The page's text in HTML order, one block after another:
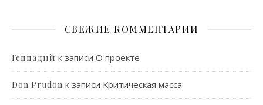
СВЕЖИЕ КОММЕНТАРИИ
Геннадий к записи О проекте
Don Prudon к записи Критическая масса